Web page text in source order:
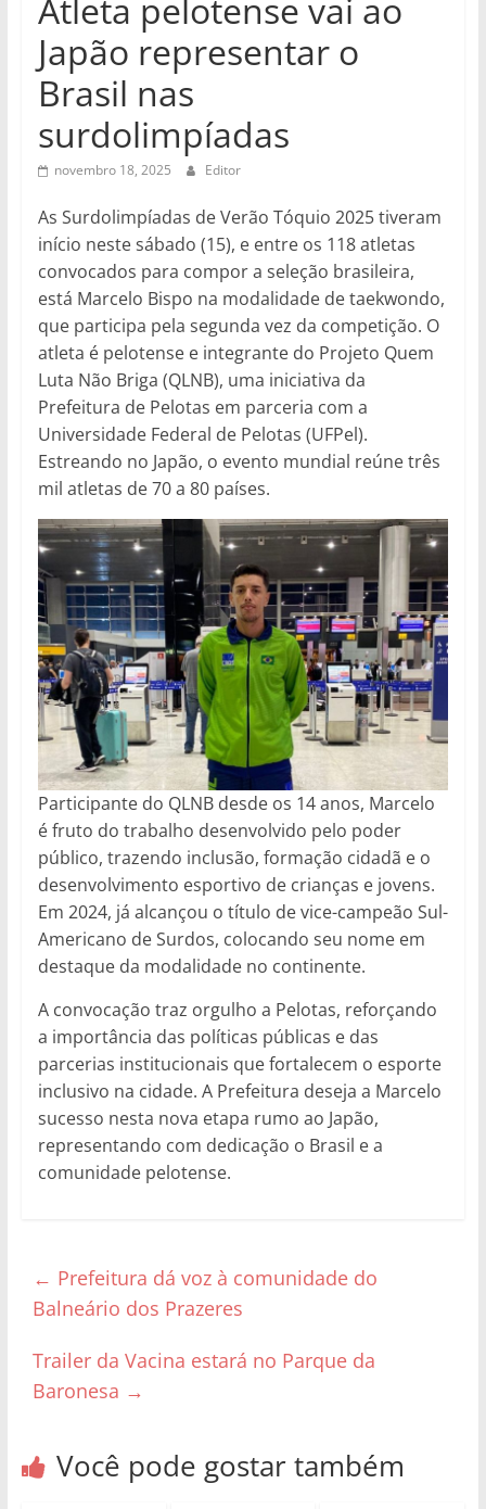
Atleta pelotense vai ao
Japão representar o
Brasil nas
surdolimpíadas
novembro 18, 2025 Editor
As Surdolimpíadas de Verão Tóquio 2025 tiveram
início neste sábado (15), e entre os 118 atletas
convocados para compor a seleção brasileira,
está Marcelo Bispo na modalidade de taekwondo,
que participa pela segunda vez da competição. O
atleta é pelotense e integrante do Projeto Quem
Luta Não Briga (QLNB), uma iniciativa da
Prefeitura de Pelotas em parceria com a
Universidade Federal de Pelotas (UFPel).
Estreando no Japão, o evento mundial reúne três
mil atletas de 70 a 80 países.
Participante do QLNB desde os 14 anos, Marcelo
é fruto do trabalho desenvolvido pelo poder
público, trazendo inclusão, formação cidadã e o
desenvolvimento esportivo de crianças e jovens.
Em 2024, já alcançou o título de vice-campeão Sul-
Americano de Surdos, colocando seu nome em
destaque da modalidade no continente.
A convocação traz orgulho a Pelotas, reforçando
a importância das políticas públicas e das
parcerias institucionais que fortalecem o esporte
inclusivo na cidade. A Prefeitura deseja a Marcelo
sucesso nesta nova etapa rumo ao Japão,
representando com dedicação o Brasil e a
comunidade pelotense.
← Prefeitura dá voz à comunidade do
Balneário dos Prazeres
Trailer da Vacina estará no Parque da
Baronesa →
Você pode gostar também